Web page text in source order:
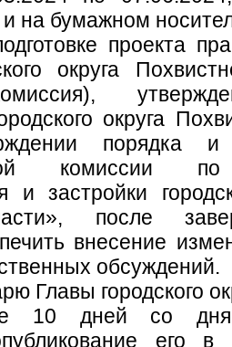
на бумажном
проекта
округа
округа
порядка и
комиссии
и застройки
после
внесение
обсуждений.
Главы городского
10 дней со дня
его в